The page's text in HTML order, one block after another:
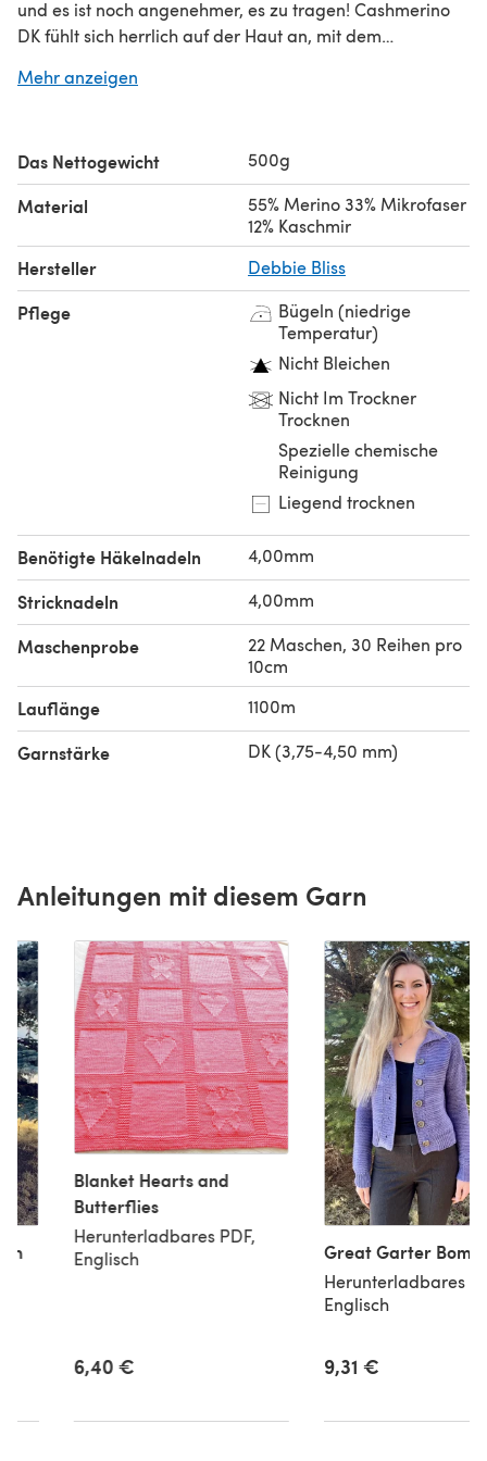
und es ist noch angenehmer, es zu tragen! Cashmerino
DK fühlt sich herrlich auf der Haut an, mit dem
Mehr anzeigen
Das Nettogewicht 500g
Material
55% Merino 33% Mikrofaser
12% Kaschmir
Hersteller Debbie Bliss
Pflege
Bügeln (niedrige
Temperatur)
Nicht Bleichen
Nicht Im Trockner
Trocknen
Spezielle chemische
Reinigung
Liegend trocknen
Benötigte Häkelnadeln 4,00mm
Stricknadeln 4,00mm
Maschenprobe
22 Maschen, 30 Reihen pro
10cm
Lauflänge 1100m
Garnstärke DK (3,75-4,50 mm)
Anleitungen mit diesem Garn
Blanket Hearts and
Butterflies
Herunterladbares PDF,
Englisch
6,40 €
Great Garter
Herunterladbares
Englisch
9,31 €